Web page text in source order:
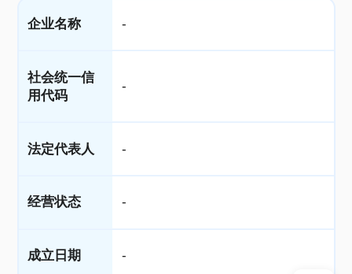
企业名称 -
社会统一信
用代码
-
法定代表人 -
经营状态 -
成立日期 -